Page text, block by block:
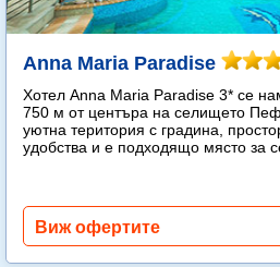
Anna Maria Paradise
Хотел Anna Maria Paradise 3* се
750 м от центъра на селището
уютна територия с градина,
удобства и е подходящо място за
Виж офертите